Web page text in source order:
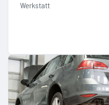
Werkstatt